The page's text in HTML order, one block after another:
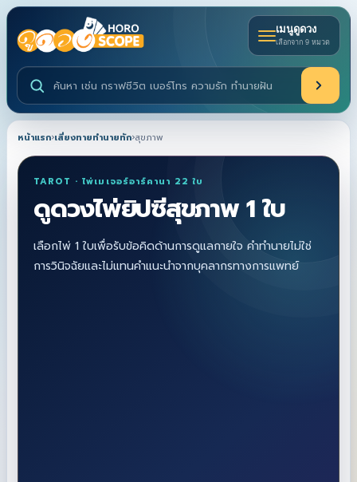
ค้นหาบริการดูดวงและบทความ
เมนูดูดวง
เลือกจาก 9 หมวด
หน้าแรก›เสี่ยงทายทำนายทัก›สุขภาพ
TAROT · ไพ่เมเจอร์อาร์คานา 22 ใบ
ดูดวงไพ่ยิปซีสุขภาพ 1 ใบ
เลือกไพ่ 1 ใบเพื่อรับข้อคิดด้านการดูแลกายใจ คำทำนายไม่ใช่
การวินิจฉัยและไม่แทนคำแนะนำจากบุคลากรทางการแพทย์